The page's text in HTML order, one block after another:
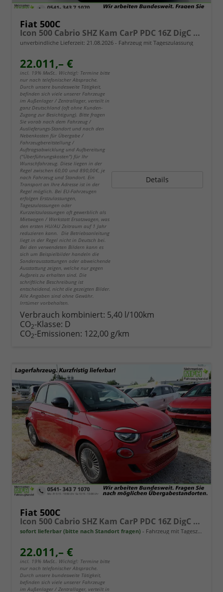
Fiat 500C
Icon 500 Cabrio SHZ Kam CarP PDC 16Z DigC Klimaa
unverbindliche Lieferzeit: 21.08.2026 Fahrzeug mit Tageszulassung
22.011,– €
incl. 19% MwSt.. Wichtig!: Termine bitte
nur nach telefonischer Absprache.
Durch unsere bundesweite Tätigkeit,
befinden sich viele unserer Fahrzeuge
im Außenlager / Zentrallager, verteilt in
ganz Deutschland (oft ohne Kunden-
Zugang zur Besichtigung). Bitte fragen
Sie vorab nach dem Fahrzeug /
Auslieferungs-Standort und nach den
Nebenkosten für Übergabe /
Fahrzeugbereitstellung /
Auftragsabwicklung und Aufbereitung
("Überführungskosten") für Ihr
Wunschfahrzeug. Diese liegen in der
Regel zwischen 60,00 und 890,00€, je
nach Fahrzeug und Standort. Ein
Transport an Ihre Adresse ist in der
Regel möglich. Bei EU-Fahrzeugen
erfolgen Erstzulassungen,
Tageszulassungen oder
Kurzzeitzulassungen oft gewerblich als
Mietwagen / Werkstatt Ersatzwagen, was
den ersten HU/AU Zeitraum auf 1 Jahr
reduzieren kann. Die Betriebsanleitung
liegt in der Regel nicht in Deutsch bei.
Bei den verwendeten Bildern kann es
sich um Beispielbilder handeln die
Sonderausstattungen oder abweichende
Ausstattung zeigen, welche nur gegen
Aufpreis zu erhalten sind. Die
schriftliche Beschreibung ist
entscheidend, nicht die gezeigten Bilder.
Alle Angaben sind ohne Gewähr.
Irrtümer vorbehalten.
Details
Verbrauch kombiniert: 5,40 l/100km
CO2-Klasse: D
CO2-Emissionen: 122,00 g/km
Fiat 500C
Icon 500 Cabrio SHZ Kam CarP PDC 16Z DigC Klimaa
sofort lieferbar (bitte nach Standort fragen) Fahrzeug mit Tageszulassung
22.011,– €
incl. 19% MwSt.. Wichtig!: Termine bitte
nur nach telefonischer Absprache.
Durch unsere bundesweite Tätigkeit,
befinden sich viele unserer Fahrzeuge
im Außenlager / Zentrallager, verteilt in